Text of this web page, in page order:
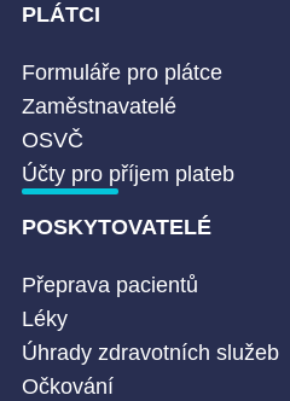
PLÁTCI
Formuláře pro plátce
Zaměstnavatelé
OSVČ
Účty pro příjem plateb
POSKYTOVATELÉ
Přeprava pacientů
Léky
Úhrady zdravotních služeb
Očkování